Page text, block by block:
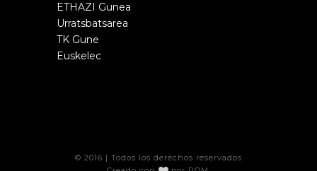
ETHAZI Gunea
Urratsbatsarea
TK Gune
Euskelec
© 2016 | Todos los derechos reservados